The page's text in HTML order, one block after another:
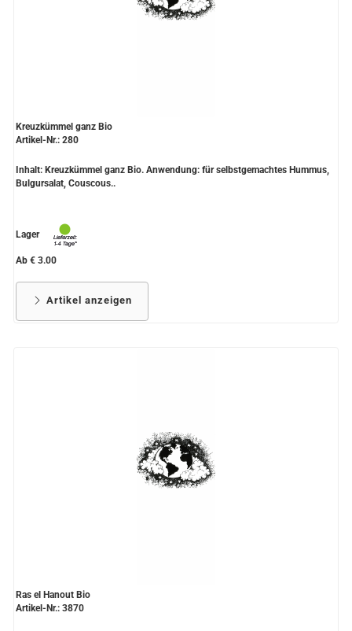
Kreuzkümmel ganz Bio
Artikel-Nr.: 280
Inhalt: Kreuzkümmel ganz Bio. Anwendung: für selbstgemachtes Hummus,
Bulgursalat, Couscous..
Lager
Ab € 3.00
Artikel anzeigen
Ras el Hanout Bio
Artikel-Nr.: 3870